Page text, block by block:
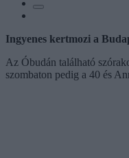
Ingyenes kertmozi a
Az Óbudán található
szombaton pedig a 40 és